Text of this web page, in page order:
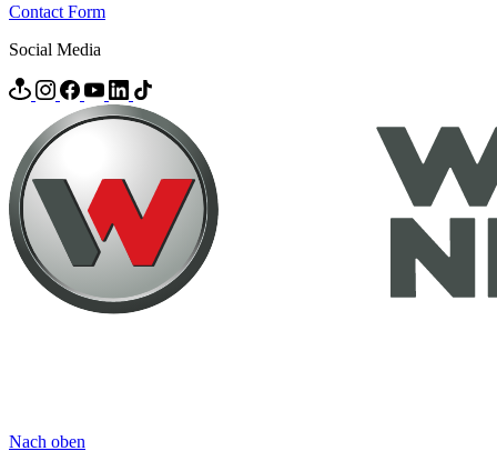
Contact Form
Social Media
Nach oben